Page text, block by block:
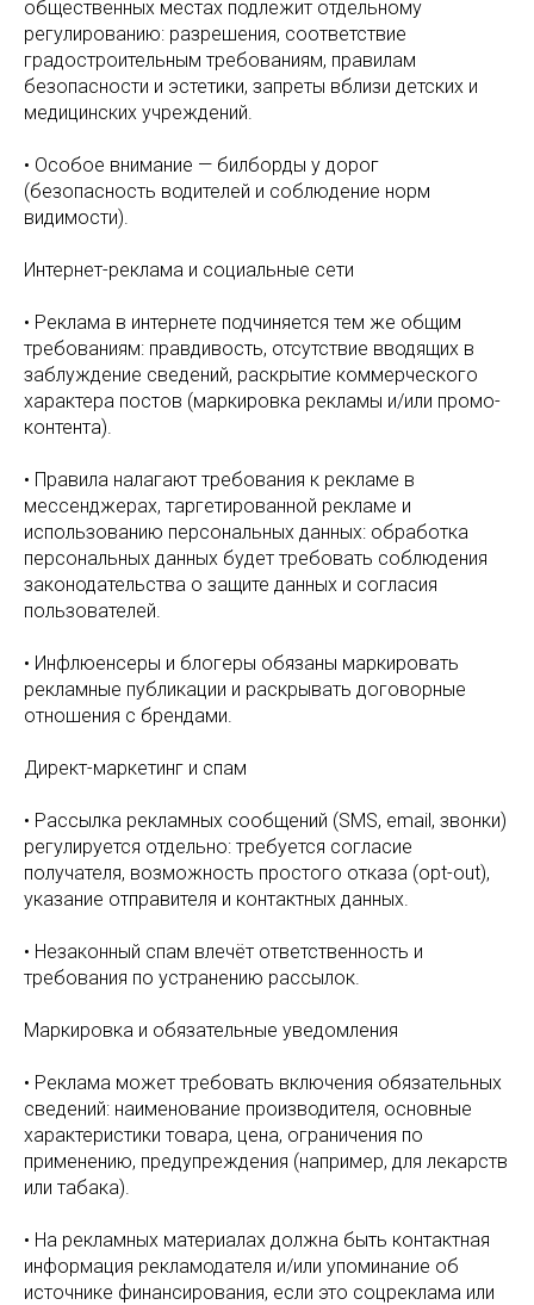
общественных местах подлежит отдельному
регулированию: разрешения, соответствие
градостроительным требованиям, правилам
безопасности и эстетики, запреты вблизи детских и
медицинских учреждений.
• Особое внимание — билборды у дорог
(безопасность водителей и соблюдение норм
видимости).
Интернет-реклама и социальные сети
• Реклама в интернете подчиняется тем же общим
требованиям: правдивость, отсутствие вводящих в
заблуждение сведений, раскрытие коммерческого
характера постов (маркировка рекламы и/или промо-
контента).
• Правила налагают требования к рекламе в
мессенджерах, таргетированной рекламе и
использованию персональных данных: обработка
персональных данных будет требовать соблюдения
законодательства о защите данных и согласия
пользователей.
• Инфлюенсеры и блогеры обязаны маркировать
рекламные публикации и раскрывать договорные
отношения с брендами.
Директ-маркетинг и спам
• Рассылка рекламных сообщений (SMS, email, звонки)
регулируется отдельно: требуется согласие
получателя, возможность простого отказа (opt-out),
указание отправителя и контактных данных.
• Незаконный спам влечёт ответственность и
требования по устранению рассылок.
Маркировка и обязательные уведомления
• Реклама может требовать включения обязательных
сведений: наименование производителя, основные
характеристики товара, цена, ограничения по
применению, предупреждения (например, для лекарств
или табака).
• На рекламных материалах должна быть контактная
информация рекламодателя и/или упоминание об
источнике финансирования, если это соцреклама или